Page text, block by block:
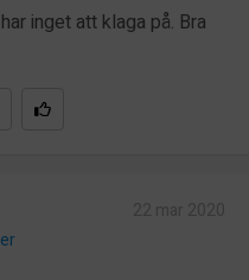
inget att klaga på. Bra